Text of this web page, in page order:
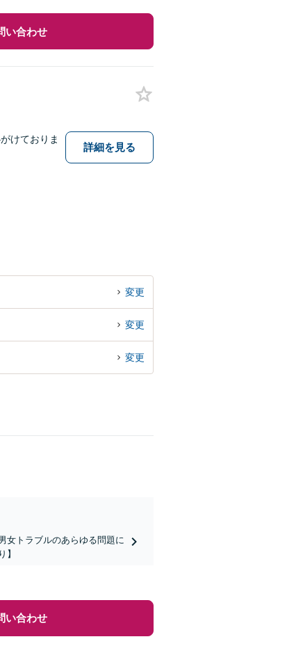
い合わせ
けておりま
詳細を見る
変更
変更
変更
女トラブルのあらゆる問題に
】
い合わせ